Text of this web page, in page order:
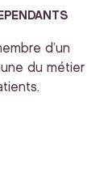
d’un
du métier